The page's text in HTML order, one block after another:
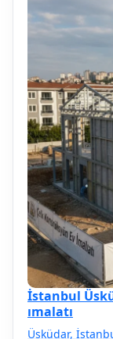
İstanbul
ımalatı
Üsküdar,